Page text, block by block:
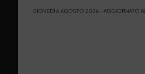
GIOVEDÌ 6 AGOSTO 2026 - AGGIORNATO